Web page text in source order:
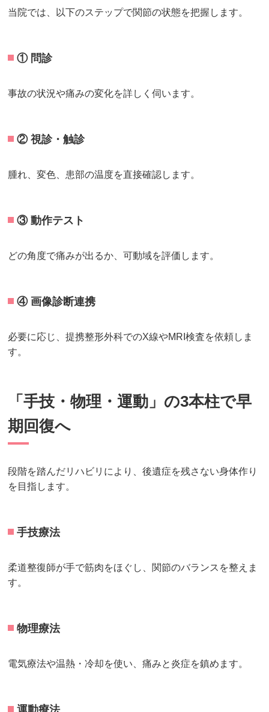
当院では、以下のステップで関節の状態を把握します。
① 問診
事故の状況や痛みの変化を詳しく伺います。
② 視診・触診
腫れ、変色、患部の温度を直接確認します。
③ 動作テスト
どの角度で痛みが出るか、可動域を評価します。
④ 画像診断連携
必要に応じ、提携整形外科でのX線やMRI検査を依頼しま
す。
「手技・物理・運動」の3本柱で早
期回復へ
段階を踏んだリハビリにより、後遺症を残さない身体作り
を目指します。
手技療法
柔道整復師が手で筋肉をほぐし、関節のバランスを整えま
す。
物理療法
電気療法や温熱・冷却を使い、痛みと炎症を鎮めます。